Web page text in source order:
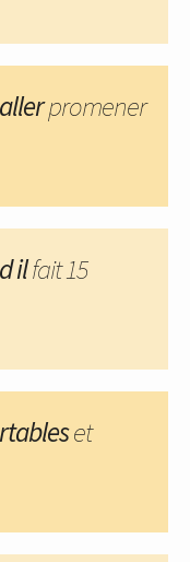
promener
ilfait 15
et